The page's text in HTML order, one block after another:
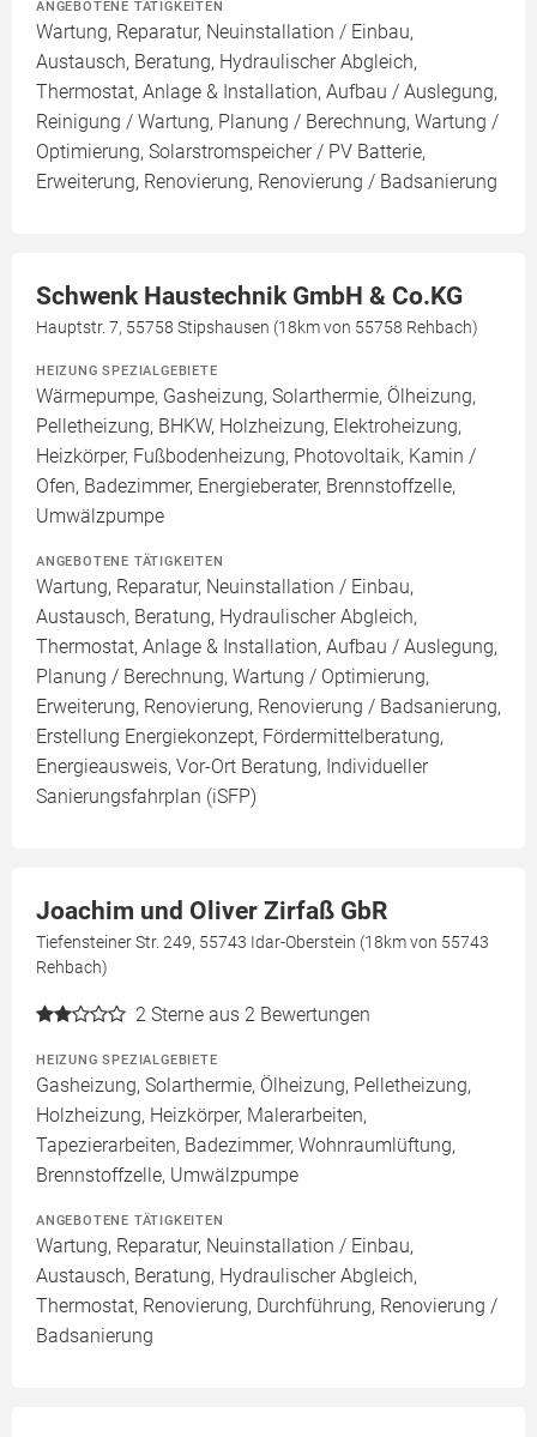
ANGEBOTENE TÄTIGKEITEN
Wartung, Reparatur, Neuinstallation / Einbau,
Austausch, Beratung, Hydraulischer Abgleich,
Thermostat, Anlage & Installation, Aufbau / Auslegung,
Reinigung / Wartung, Planung / Berechnung, Wartung /
Optimierung, Solarstromspeicher / PV Batterie,
Erweiterung, Renovierung, Renovierung / Badsanierung
Schwenk Haustechnik GmbH & Co.KG
Hauptstr. 7, 55758 Stipshausen (18km von 55758 Rehbach)
HEIZUNG SPEZIALGEBIETE
Wärmepumpe, Gasheizung, Solarthermie, Ölheizung,
Pelletheizung, BHKW, Holzheizung, Elektroheizung,
Heizkörper, Fußbodenheizung, Photovoltaik, Kamin /
Ofen, Badezimmer, Energieberater, Brennstoffzelle,
Umwälzpumpe
ANGEBOTENE TÄTIGKEITEN
Wartung, Reparatur, Neuinstallation / Einbau,
Austausch, Beratung, Hydraulischer Abgleich,
Thermostat, Anlage & Installation, Aufbau / Auslegung,
Planung / Berechnung, Wartung / Optimierung,
Erweiterung, Renovierung, Renovierung / Badsanierung,
Erstellung Energiekonzept, Fördermittelberatung,
Energieausweis, Vor-Ort Beratung, Individueller
Sanierungsfahrplan (iSFP)
Joachim und Oliver Zirfaß GbR
Tiefensteiner Str. 249, 55743 Idar-Oberstein (18km von 55743
Rehbach)
2 Sterne aus 2 Bewertungen
HEIZUNG SPEZIALGEBIETE
Gasheizung, Solarthermie, Ölheizung, Pelletheizung,
Holzheizung, Heizkörper, Malerarbeiten,
Tapezierarbeiten, Badezimmer, Wohnraumlüftung,
Brennstoffzelle, Umwälzpumpe
ANGEBOTENE TÄTIGKEITEN
Wartung, Reparatur, Neuinstallation / Einbau,
Austausch, Beratung, Hydraulischer Abgleich,
Thermostat, Renovierung, Durchführung, Renovierung /
Badsanierung